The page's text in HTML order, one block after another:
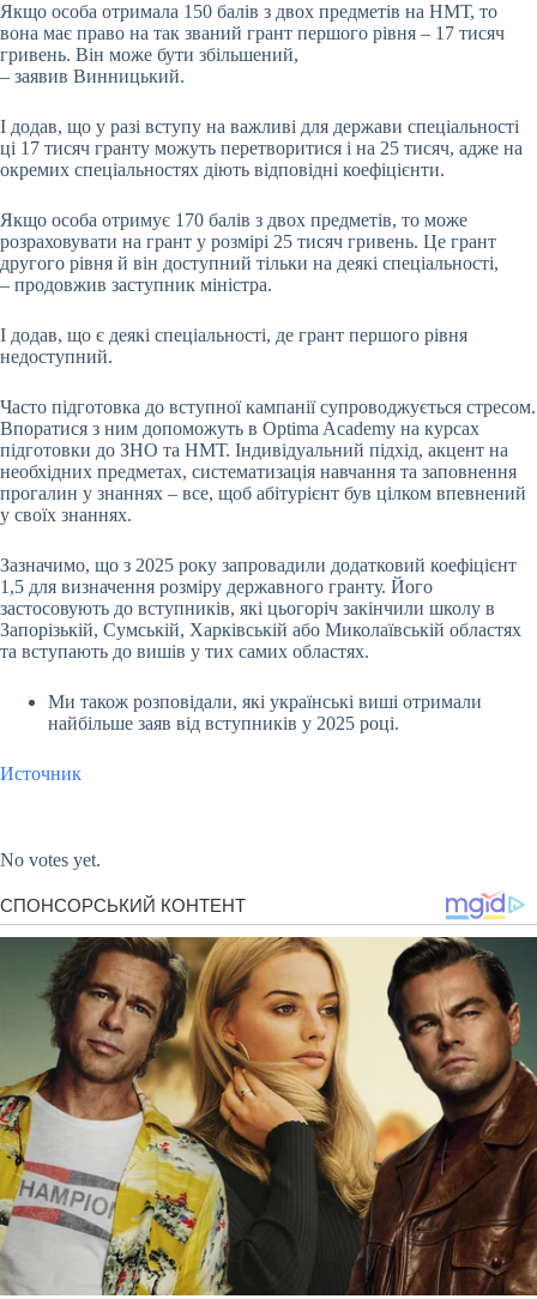
Якщо особа отримала 150 балів з двох предметів на НМТ, то
вона має право на так званий грант першого рівня – 17 тисяч
гривень. Він може бути збільшений,
– заявив Винницький.
І додав, що у разі вступу на важливі для держави спеціальності
ці 17 тисяч гранту можуть перетворитися і на 25 тисяч, адже на
окремих спеціальностях діють відповідні коефіцієнти.
Якщо особа отримує 170 балів з двох предметів, то може
розраховувати на грант у розмірі 25 тисяч гривень. Це грант
другого рівня й він доступний тільки на деякі спеціальності,
– продовжив заступник міністра.
І додав, що є деякі спеціальності, де грант першого рівня
недоступний.
Часто підготовка до вступної кампанії супроводжується стресом.
Впоратися з ним допоможуть в Optima Academy на курсах
підготовки до ЗНО та НМТ. Індивідуальний підхід, акцент на
необхідних предметах, систематизація навчання та заповнення
прогалин у знаннях – все, щоб абітурієнт був цілком впевнений
у своїх знаннях.
Зазначимо, що з 2025 року запровадили додатковий коефіцієнт
1,5 для визначення розміру державного гранту. Його
застосовують до вступників, які цьогоріч закінчили школу в
Запорізькій, Сумській, Харківській або Миколаївській областях
та вступають до вишів у тих самих областях.
Ми також розповідали, які українські виші отримали
найбільше заяв від вступників у 2025 році.
Источник
No votes yet.